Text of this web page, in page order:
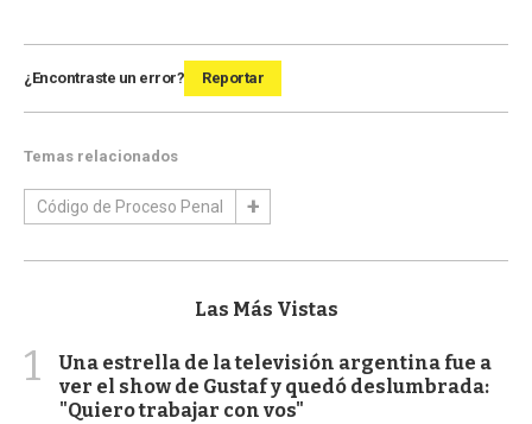
¿Encontraste un error? Reportar
Temas relacionados
Código de Proceso Penal
Las Más Vistas
1
Una estrella de la televisión argentina fue a
ver el show de Gustaf y quedó deslumbrada:
"Quiero trabajar con vos"